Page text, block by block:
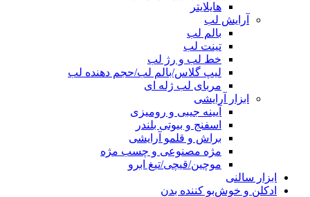
هایلایتر
آرایش لب
بالم لب
تینت لب
خط لب و رژ لب
لیپ گلاس/بالم لب/حجم دهنده لب
مربای لب ژله ای
ابزار آرایشی
آیینه جیبی و رومیزی
اسفنج و بیوتی بلندر
براش و قلمو آرایشی
مژه مصنوعی و چسب مژه
موچین/قیچی/تیغ ابرو
ابزار سالنی
ادکلن و خوش‌بو کننده بدن